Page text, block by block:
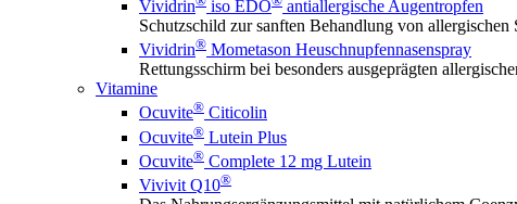
Vividrin
iso EDO
antiallergische Augentropfen
Schutzschild zur sanften Behandlung von allergischen
Vividrin® Mometason Heuschnupfennasenspray
Rettungsschirm bei besonders ausgeprägten
Vitamine
Ocuvite® Citicolin
Ocuvite® Lutein Plus
Ocuvite® Complete 12 mg Lutein
Vivivit Q10®